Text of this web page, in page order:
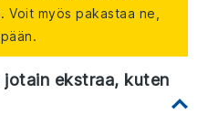
Voit myös pakastaa ne,
ekstraa, kuten